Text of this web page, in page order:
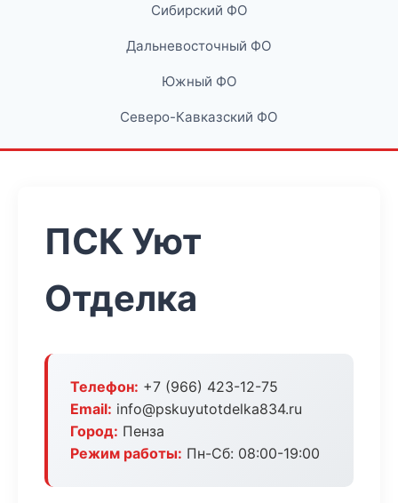
Сибирский ФО
Дальневосточный ФО
Южный ФО
Северо-Кавказский ФО
ПСК Уют
Отделка
Телефон: +7 (966) 423-12-75
Email: info@pskuyutotdelka834.ru
Город: Пенза
Режим работы: Пн-Сб: 08:00-19:00